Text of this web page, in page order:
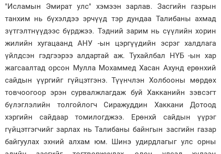
Зурхай
"Исламын Эмират улс" хэмээн зарлав. Засгийн газрын
танхим нь бүхэлдээ эрчүүд тэр дундаа Талибаны ахмад
зүтгэлтнүүдээс бүрджээ. Тэдний зарим нь сүүлийн хорин
жилийн хугацаанд АНУ -ын цэргүүдийн эсрэг халдлага
үйлдсэн гэдгээрээ алдартай аж. Тухайлбал НҮБ -ын хар
жагсаалтад орсон Мулла Мохаммед Хасан Ахунд ерөнхий
сайдын үүргийг гүйцэтгэнэ. Түүнчлэн Холбооны мөрдөх
товчоогоор эрэн сурвалжлагдаж буй Хакканийн зэвсэгт
бүлэглэлийн толгойлогч Сиражуддин Хаккани Дотоод
хэргийн сайдаар томилогджээ. Ерөнхй сайдын үүрэг
гүйцэтгэгчийг зарлах нь Талибаны байнгын засгийн газар
байгуулах эхний алхам юм. Шинэ удирдлагыг улс орны